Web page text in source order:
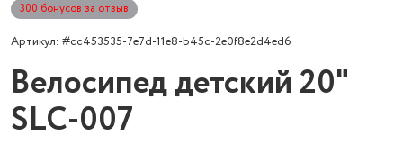
300 бонусов за отзыв
Артикул: #cc453535-7e7d-11e8-b45c-2e0f8e2d4ed6
Велосипед детский 20"
SLC-007